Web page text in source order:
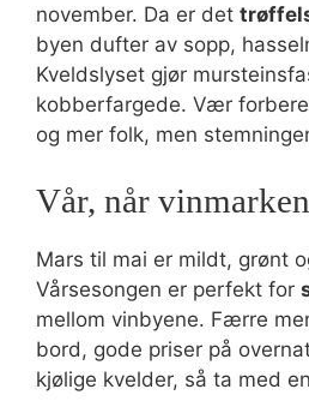
november. Da er det
byen dufter av sopp,
Kveldslyset gjør
kobberfargede. Vær
og mer folk, men
Vår, når
Mars til mai er mildt, grønt
Vårsesongen er perfekt for
mellom vinbyene. Færre
bord, gode priser på
kjølige kvelder, så ta med